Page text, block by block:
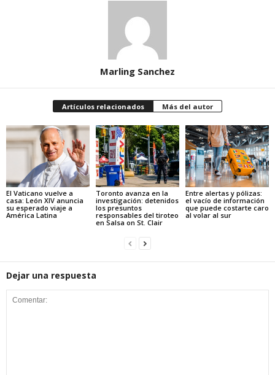
Marling Sanchez
Artículos relacionados Más del autor
El Vaticano vuelve a
casa: León XIV anuncia
su esperado viaje a
América Latina
Toronto avanza en la
investigación: detenidos
los presuntos
responsables del tiroteo
en Salsa on St. Clair
Entre alertas y pólizas:
el vacío de información
que puede costarte caro
al volar al sur
Dejar una respuesta